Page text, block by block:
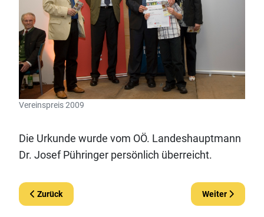
Vereinspreis 2009
Die Urkunde wurde vom OÖ. Landeshauptmann
Dr. Josef Pühringer persönlich überreicht.
Vorheriger Beitrag: 2011 Advent
Zurück Nächster
Weiter